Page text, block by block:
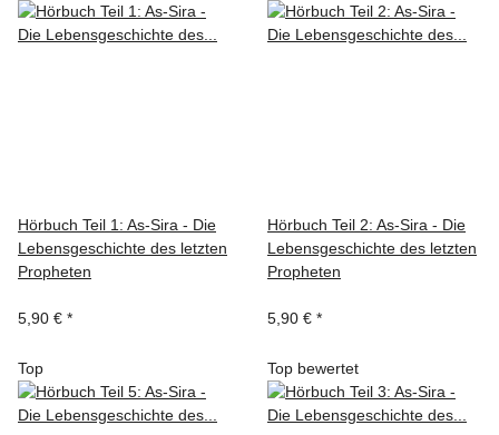
Hörbuch Teil 1: As-Sira - Die
Lebensgeschichte des letzten
Propheten
5,90 € *
Hörbuch Teil 2: As-Sira - Die
Lebensgeschichte des letzten
Propheten
5,90 € *
Top Top bewertet